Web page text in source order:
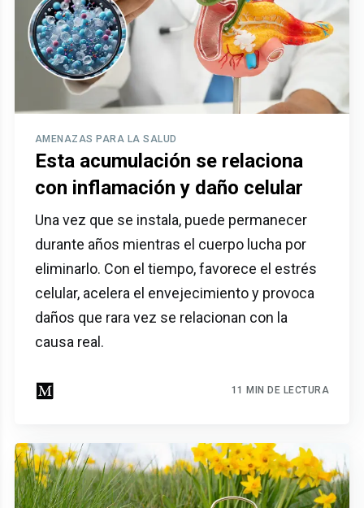
AMENAZAS PARA LA SALUD
Esta acumulación se relaciona
con inflamación y daño celular
Una vez que se instala, puede permanecer
durante años mientras el cuerpo lucha por
eliminarlo. Con el tiempo, favorece el estrés
celular, acelera el envejecimiento y provoca
daños que rara vez se relacionan con la
causa real.
11 MIN DE LECTURA